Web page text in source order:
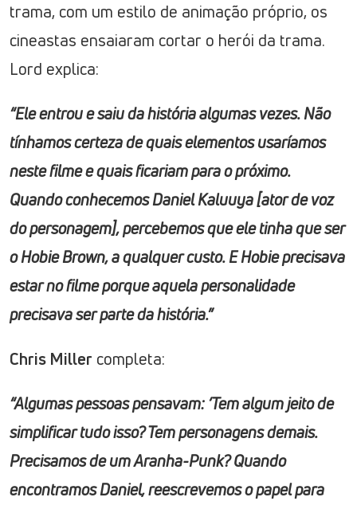
trama, com um estilo de animação próprio, os
cineastas ensaiaram cortar o herói da trama.
Lord explica:
“Ele entrou e saiu da história algumas vezes. Não
tínhamos certeza de quais elementos usaríamos
neste filme e quais ficariam para o próximo.
Quando conhecemos Daniel Kaluuya [ator de voz
do personagem], percebemos que ele tinha que ser
o Hobie Brown, a qualquer custo. E Hobie precisava
estar no filme porque aquela personalidade
precisava ser parte da história.”
Chris Miller completa:
“Algumas pessoas pensavam: ‘Tem algum jeito de
simplificar tudo isso? Tem personagens demais.
Precisamos de um Aranha-Punk? Quando
encontramos Daniel, reescrevemos o papel para